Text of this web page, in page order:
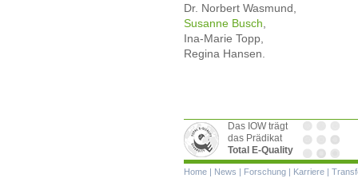
Dr. Norbert Wasmund,
Susanne Busch
Ina-Marie Topp,
Regina Hansen.
Das IOW trägt
das Prädikat
Total E-Quality
Navigation
überspringen
Home | News | Forschung | Karriere |